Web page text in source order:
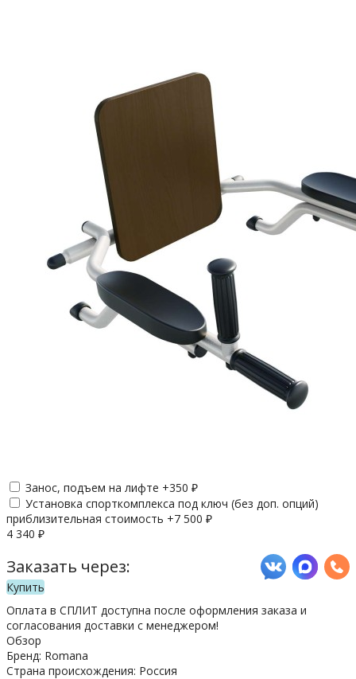
Занос, подъем на лифте +350 ₽
Установка спорткомплекса под ключ (без доп. опций)
приблизительная стоимость +7 500 ₽
4 340 ₽
Заказать через:
Купить
Оплата в СПЛИТ доступна после оформления заказа и
согласования доставки с менеджером!
Обзор
Бренд: Romana
Страна происхождения: Россия